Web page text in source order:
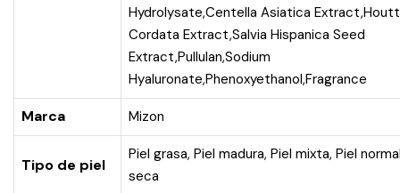
Hydrolysate,Centella Asiatica
Cordata Extract,Salvia Hispanica Seed
Extract,Pullulan,Sodium
Hyaluronate,Phenoxyethanol,Fragrance
Marca Mizon
Tipo de piel
Piel grasa, Piel madura, Piel mixta, Piel
seca